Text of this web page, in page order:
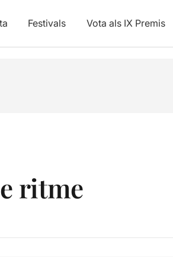
Festivals Vota als IX Premis
ritme